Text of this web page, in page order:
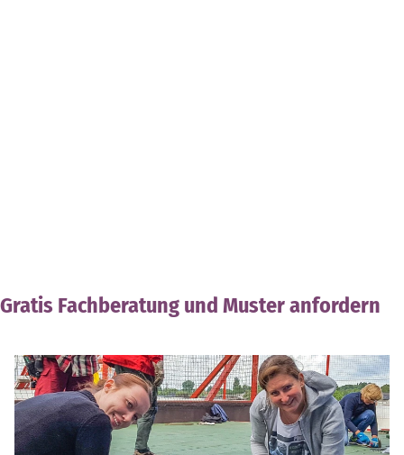
Gratis Fachberatung und Muster anfordern